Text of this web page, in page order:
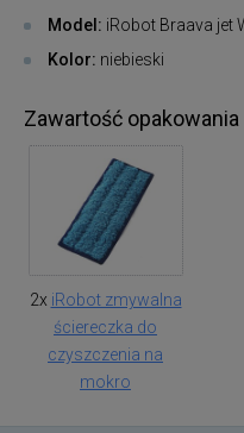
Model: iRobot Braava jet
Kolor: niebieski
Zawartość opakowania
2x iRobot zmywalna
ściereczka do
czyszczenia na
mokro